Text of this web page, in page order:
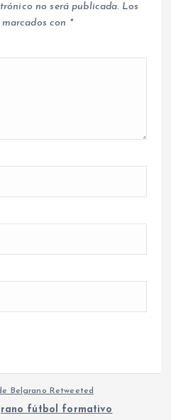
no será publicada. Los
con *
Belgrano Retweeted
fútbol formativo